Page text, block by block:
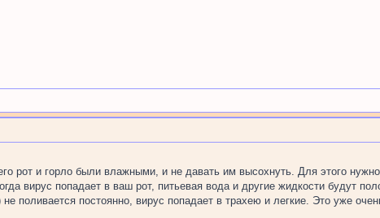
рот и горло были влажными, и не давать им высохнуть. Для этого
вирус попадает в ваш рот, питьевая вода и другие жидкости будут
поливается постоянно, вирус попадает в трахею и легкие. Это уже